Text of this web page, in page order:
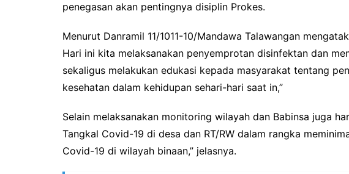
penegasan akan pentingnya disiplin Prokes.
Menurut Danramil 11/1011-10/Mandawa Talawangan
Hari ini kita melaksanakan penyemprotan disinfektan dan
sekaligus melakukan edukasi kepada masyarakat tentang
kesehatan dalam kehidupan sehari-hari saat in,”
Selain melaksanakan monitoring wilayah dan Babinsa juga
Tangkal Covid-19 di desa dan RT/RW dalam rangka
Covid-19 di wilayah binaan,” jelasnya.